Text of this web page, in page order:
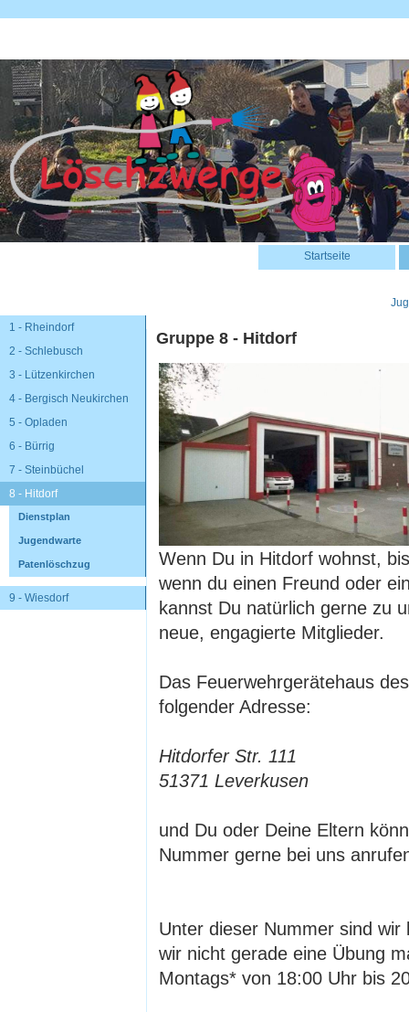
Startseite
1 - Rheindorf
2 - Schlebusch
3 - Lützenkirchen
4 - Bergisch Neukirchen
5 - Opladen
6 - Bürrig
7 - Steinbüchel
8 - Hitdorf
Dienstplan
Jugendwarte
Patenlöschzug
9 - Wiesdorf
Gruppe 8 - Hitdorf
Wenn Du in Hitdorf wohnst,
wenn du einen Freund oder
kannst Du natürlich gerne zu
neue, engagierte Mitglieder.
Das Feuerwehrgerätehaus
folgender Adresse:
Hitdorfer Str. 111
51371 Leverkusen
und Du oder Deine Eltern
Nummer gerne bei uns
Unter dieser Nummer sind
wir nicht gerade eine Übung
Montags* von 18:00 Uhr bis